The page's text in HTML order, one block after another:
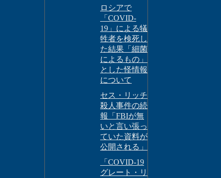
ロシアで
「COVID-
19」による犠
牲者を検死し
た結果「細菌
によるもの」
とした怪情報
について
セス・リッチ
殺人事件の続
報「FBIが無
いと言い張っ
ていた資料が
公開される」
「COVID-19
グレート・リ